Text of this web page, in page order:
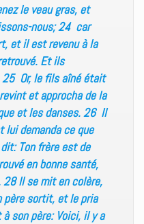
le veau gras, et
nous; 24 car
et il est revenu à la
Et ils
25 Or, le fils aîné était
et approcha de la
et les danses. 26 Il
lui demanda ce que
Ton frère est de
en bonne santé,
28 Il se mit en colère,
père sortit, et le pria
son père: Voici, il y a